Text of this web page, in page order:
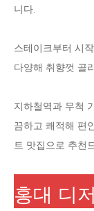
니다.
스테이크부터 시
다양해 취향껏 골
지하철역과 무척
끔하고 쾌적해 편
트 맛집으로 추천
홍대 디